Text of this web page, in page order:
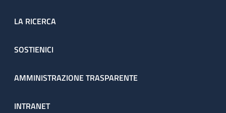
LA RICERCA
SOSTIENICI
AMMINISTRAZIONE TRASPARENTE
INTRANET